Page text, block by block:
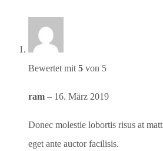
Bewertet mit 5 von 5
ram – 16. März 2019
Donec molestie lobortis risus at
eget ante auctor facilisis.